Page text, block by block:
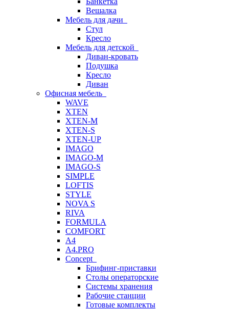
Вешалка
Мебель для дачи
Стул
Кресло
Мебель для детской
Диван-кровать
Подушка
Кресло
Диван
Офисная мебель
WAVE
XTEN
XTEN-M
XTEN-S
XTEN-UP
IMAGO
IMAGO-M
IMAGO-S
SIMPLE
LOFTIS
STYLE
NOVA S
RIVA
FORMULA
COMFORT
A4
A4.PRO
Concept
Брифинг-приставки
Столы операторские
Системы хранения
Рабочие станции
Готовые комплекты